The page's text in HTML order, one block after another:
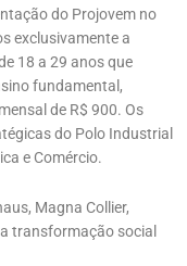
do Projovem no
exclusivamente a
18 a 29 anos que
fundamental,
de R$ 900. Os
do Polo Industrial
e Comércio.
Magna Collier,
transformação social